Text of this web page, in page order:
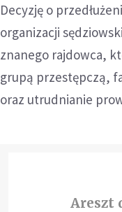
Decyzję o
organizacji
znanego rajdowca,
grupą przestępczą,
oraz utrudnianie
Areszt